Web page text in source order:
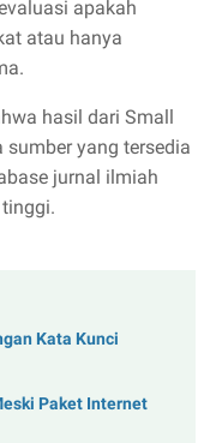
apakah
atau hanya
hasil dari Small
sumber yang tersedia
jurnal ilmiah
Kata Kunci
Paket Internet